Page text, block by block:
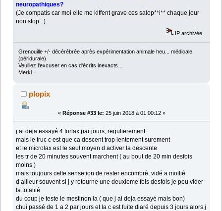
neuropathiques?
(Je compatis car moi elle me kiffent grave ces salop**i** chaque jour
non stop...)
IP archivée
Grenouille +/- décérébrée après expérimentation animale heu... médicale
(péridurale).
Veuillez l'excuser en cas d'écrits inexacts...
Merki.
plopix
« Réponse #33 le: 25 juin 2018 à 01:00:12 »
j ai deja essayé 4 forlax par jours, regulierement
mais le truc c est que ca descent trop lentement surement
et le microlax est le seul moyen d activer la descente
les tr de 20 minutes souvent marchent ( au bout de 20 min desfois
moins )
mais toujours cette sensetion de rester encombré, vidé a moitié
d ailleur souvent si j y retourne une deuxieme fois desfois je peu vider
la totalité
du coup je teste le mestinon la ( que j ai deja essayé mais bon)
chui passé de 1 a 2 par jours et la c est fuite diaré depuis 3 jours alors j